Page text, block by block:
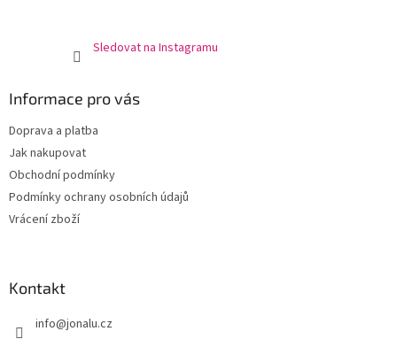
Sledovat na Instagramu
Informace pro vás
Doprava a platba
Jak nakupovat
Obchodní podmínky
Podmínky ochrany osobních údajů
Vrácení zboží
Kontakt
info@jonalu.cz